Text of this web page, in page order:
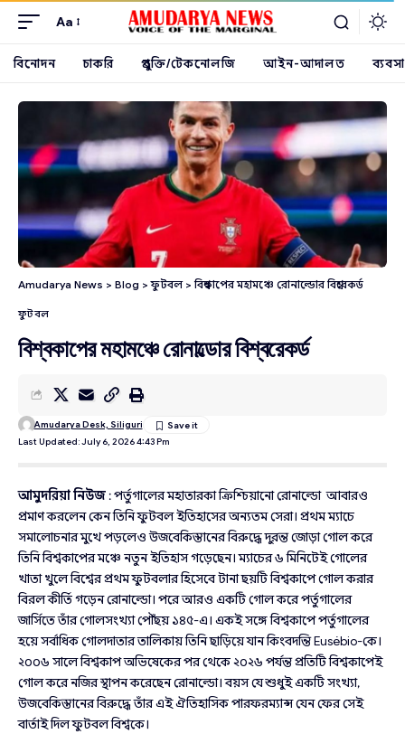
Aa
বিনোদন চাকরি প্রযুক্তি/টেকনোলজি আইন-আদালত ব্যবসা
Amudarya News > Blog >ফুটবল>বিশ্বকাপের মহামঞ্চে রোনাল্ডোর বিশ্বরেকর্ড
ফুটবল
বিশ্বকাপের মহামঞ্চে রোনাল্ডোর বিশ্বরেকর্ড
Last Updated: July 6, 2026 4:43 Pm
Amudarya Desk, Siliguri
আমুদরিয়া নিউজ: পর্তুগালের মহাতারকা ক্রিশ্চিয়ানো রোনাল্ডো আবারও
প্রমাণ করলেন কেন তিনি ফুটবল ইতিহাসের অন্যতম সেরা। প্রথম ম্যাচে
সমালোচনার মুখে পড়লেও উজবেকিস্তানের বিরুদ্ধে দুরন্ত জোড়া গোল করে
তিনি বিশ্বকাপের মঞ্চে নতুন ইতিহাস গড়েছেন। ম্যাচের ৬ মিনিটেই গোলের
খাতা খুলে বিশ্বের প্রথম ফুটবলার হিসেবে টানা ছয়টি বিশ্বকাপে গোল করার
বিরল কীর্তি গড়েন রোনাল্ডো। পরে আরও একটি গোল করে পর্তুগালের
জার্সিতে তাঁর গোলসংখ্যা পৌঁছয় ১৪৫-এ। একই সঙ্গে বিশ্বকাপে পর্তুগালের
হয়ে সর্বাধিক গোলদাতার তালিকায় তিনি ছাড়িয়ে যান কিংবদন্তি Eusébio-কে।
২০০৬ সালে বিশ্বকাপ অভিষেকের পর থেকে ২০২৬ পর্যন্ত প্রতিটি বিশ্বকাপেই
গোল করে নজির স্থাপন করেছেন রোনাল্ডো। বয়স যে শুধুই একটি সংখ্যা,
উজবেকিস্তানের বিরুদ্ধে তাঁর এই ঐতিহাসিক পারফরম্যান্স যেন ফের সেই
বার্তাই দিল ফুটবল বিশ্বকে।